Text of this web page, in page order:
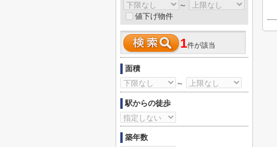
～
値下げ物件
1件が該当
面積
～
駅からの徒歩
築年数